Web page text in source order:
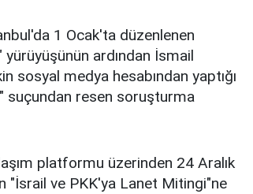
1 Ocak'ta düzenlenen
ardından İsmail
sosyal medya hesabından yaptığı
suçundan resen soruşturma
platformu üzerinden 24 Aralık
"İsrail ve PKK'ya Lanet Mitingi"ne